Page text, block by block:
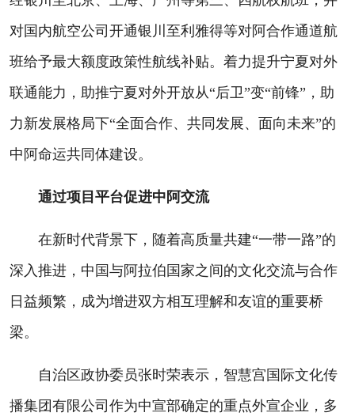
对国内航空公司开通银川至利雅得等对阿合作通道航
班给予最大额度政策性航线补贴。着力提升宁夏对外
联通能力，助推宁夏对外开放从“后卫”变“前锋”，助
力新发展格局下“全面合作、共同发展、面向未来”的
中阿命运共同体建设。
通过项目平台促进中阿交流
在新时代背景下，随着高质量共建“一带一路”的
深入推进，中国与阿拉伯国家之间的文化交流与合作
日益频繁，成为增进双方相互理解和友谊的重要桥
梁。
自治区政协委员张时荣表示，智慧宫国际文化传
播集团有限公司作为中宣部确定的重点外宣企业，多